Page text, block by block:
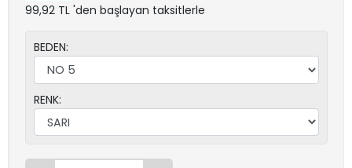
99,92 TL 'den başlayan taksitlerle
BEDEN:
RENK: